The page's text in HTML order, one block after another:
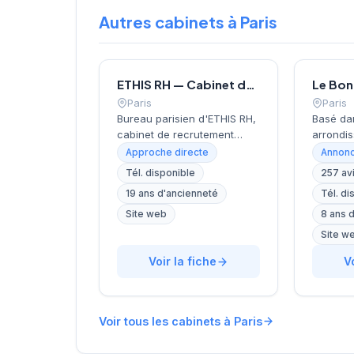
Autres cabinets à Paris
ETHIS RH — Cabinet de recrutement à Paris
Paris
Bureau parisien d'ETHIS RH,
cabinet de recrutement
fondé en 2007, spécialisé
dans le conseil en
ressources humaines, le
recrutement de cadres et
dirigeants, le coaching et
arrondissement de Paris, à
l'équipe accompagne les
dans leurs recherches de
Approche directe
Tél. disponible
19 ans d'ancienneté
Site web
Voir la fiche
Paris
Basé
près de
cœur de
rue de
dans
257
Tél.
8 ans
Site
Voir tous les cabinets à Paris